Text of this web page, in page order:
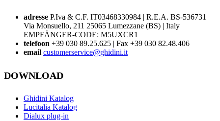
adresse P.Iva & C.F. IT03468330984 | R.E.A. BS-536731
Via Monsuello, 211 25065 Lumezzane (BS) | Italy
EMPFÄNGER-CODE: M5UXCR1
telefoon +39 030 89.25.625 | Fax +39 030 82.48.406
email customerservice@ghidini.it
DOWNLOAD
Ghidini Katalog
Lucitalia Katalog
Dialux plug-in